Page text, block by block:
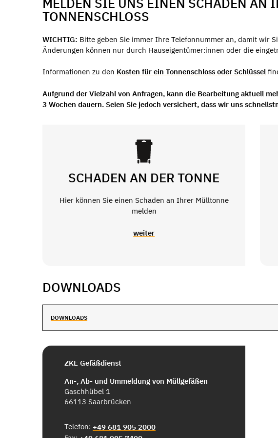
TONNENSCHLOSS
WICHTIG: Bitte geben Sie immer Ihre Telefonnummer an, damit wir
Änderungen können nur durch Hauseigentümer:innen oder die
Informationen zu den Kosten für ein Tonnenschloss oder Schlüssel
Aufgrund der Vielzahl von Anfragen, kann die Bearbeitung aktuell
3 Wochen dauern. Seien Sie jedoch versichert, dass wir uns
SCHADEN AN DER TONNE
Hier können Sie einen Schaden an Ihrer Mülltonne
melden
weiter
DOWNLOADS
DOWNLOADS
ZKE Gefäßdienst
An-, Ab- und Ummeldung von Müllgefäßen
Gaschhübel 1
66113 Saarbrücken
Telefon: +49 681 905 2000